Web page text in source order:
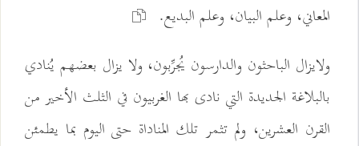
المعاني، وعلم البيان، وعلم البديع.
ولايزال الباحثون والدارسون يُجرِّبون، ولا يزال بعضهم يُنادي
بالبلاغة الجديدة التي نادى بها الغربيون في الثلث الأخير من
القرن العشرين، ولم تثمر تلك المناداة حتى اليوم بما يطمئن